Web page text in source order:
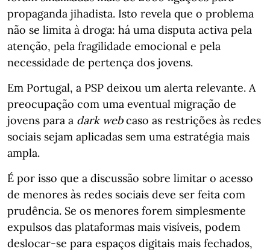
propaganda jihadista. Isto revela que o problema
não se limita à droga: há uma disputa activa pela
atenção, pela fragilidade emocional e pela
necessidade de pertença dos jovens.
Em Portugal, a PSP deixou um alerta relevante. A
preocupação com uma eventual migração de
jovens para a dark webcaso as restrições às redes
sociais sejam aplicadas sem uma estratégia mais
ampla.
É por isso que a discussão sobre limitar o acesso
de menores às redes sociais deve ser feita com
prudência. Se os menores forem simplesmente
expulsos das plataformas mais visíveis, podem
deslocar-se para espaços digitais mais fechados,